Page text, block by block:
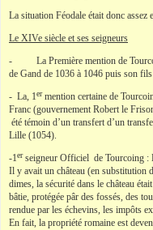
La situation Féodale était donc assez
Le XIVe siècle et ses seigneurs
- La Première mention de
de Gand de 1036 à 1046 puis son
- La, 1ermention certaine de
Franc (gouvernement Robert le
été témoin d’un transfert d’un
Lille (1054).
-1erseigneur Officiel de Tourcoing :
Il y avait un château (en substitution
dimes, la sécurité dans le château
bâtie, protégée pâr des fossés, des
rendue par les échevins, les impôts
En fait, la propriété romaine est